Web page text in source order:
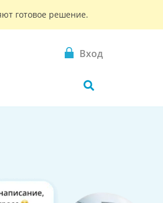
готовое решение.
Вход